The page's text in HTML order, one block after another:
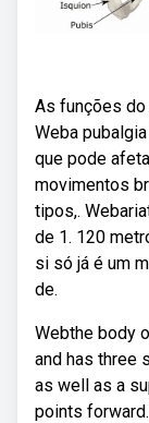
As funções do
Weba
que pode
movimentos
tipos,.
de 1. 120
si só já é um
de.
Webthe body
and has three
as well as a
points